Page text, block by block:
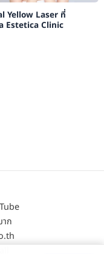
Yellow Laser ที่
Estetica Clinic
ก